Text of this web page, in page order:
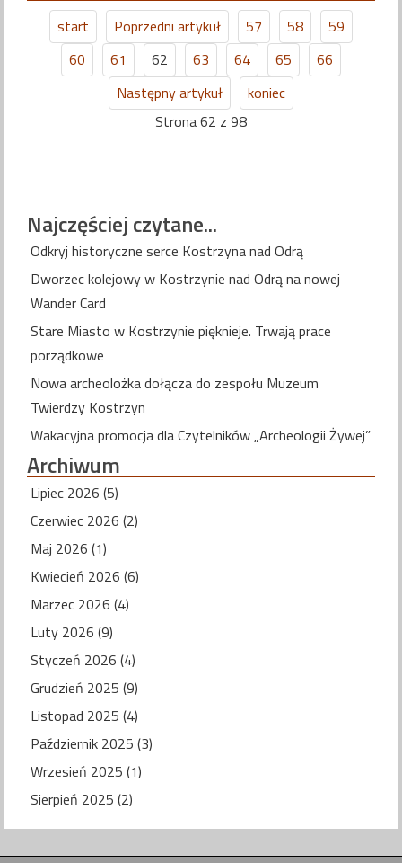
start
Poprzedni artykuł 57 58
59
60
61 62 63 64 65
66
Następny artykuł
koniec
Strona 62 z 98
Najczęściejczytane...
Odkryj historyczne serce Kostrzyna nad Odrą
Dworzec kolejowy w Kostrzynie nad Odrą na nowej
Wander Card
Stare Miasto w Kostrzynie pięknieje. Trwają prace
porządkowe
Nowa archeolożka dołącza do zespołu Muzeum
Twierdzy Kostrzyn
Wakacyjna promocja dla Czytelników „Archeologii Żywej”
Archiwum
Lipiec 2026 (5)
Czerwiec 2026 (2)
Maj 2026 (1)
Kwiecień 2026 (6)
Marzec 2026 (4)
Luty 2026 (9)
Styczeń 2026 (4)
Grudzień 2025 (9)
Listopad 2025 (4)
Październik 2025 (3)
Wrzesień 2025 (1)
Sierpień 2025 (2)